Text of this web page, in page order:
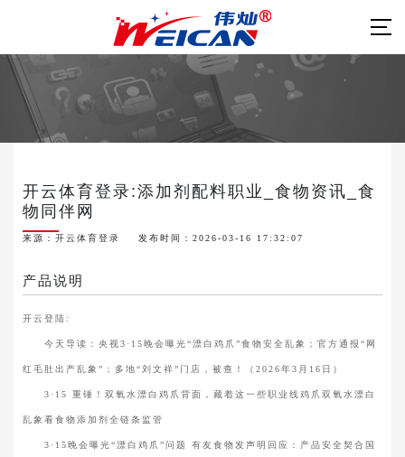
开云体育登录:添加剂配料职业_食物资讯_食
物同伴网
来源： 开云体育登录 发布时间：2026-03-16 17:32:07
产品说明
开云登陆:
今天导读：央视3·15晚会曝光“漂白鸡爪”食物安全乱象；官方通报“网
红毛肚出产乱象”；多地“刘文祥”门店，被查！（2026年3月16日）
3·15 重锤！双氧水漂白鸡爪背面，藏着这一些职业线鸡爪双氧水漂白
乱象看食物添加剂全链条监管
3·15晚会曝光“漂白鸡爪”问题 有友食物发声明回应：产品安全契合国